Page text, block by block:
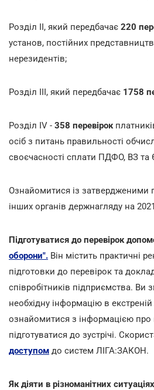
Розділ ІІ, який передбачає 220
установ, постійних
нерезидентів;
Розділ ІІІ, який передбачає 1758
Розділ IV - 358 перевірок
осіб з питань правильності
своєчасності сплати ПДФО, ВЗ та
Ознайомитися із затвердженими
інших органів держнагляду на
Підготуватися до перевірок
оборони". Він містить практичні
підготовки до перевірок та
співробітників підприємства.
необхідну інформацію в екстреній
ознайомитися з інформацією про
підготуватися до зустрічі.
доступом до систем ЛІГА:ЗАКОН.
Як діяти в різноманітних